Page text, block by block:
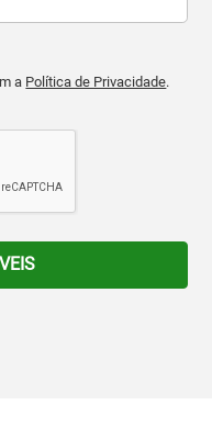
a Política de Privacidade.